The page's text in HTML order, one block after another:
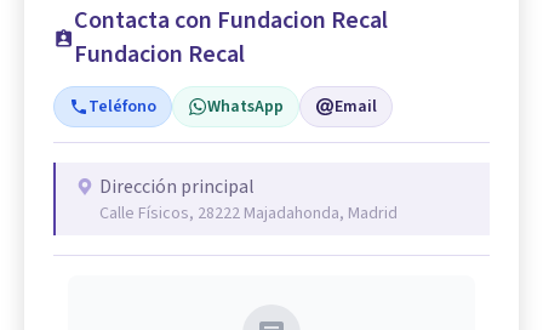
Contacta con Fundacion Recal
Fundacion Recal
Teléfono WhatsApp Email
Dirección principal
Calle Físicos, 28222 Majadahonda, Madrid